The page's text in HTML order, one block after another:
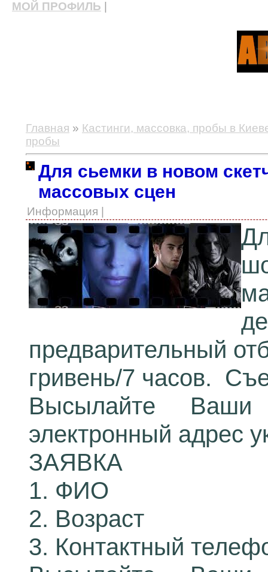
МОЙ ПРОФИЛЬ
Главная » Кастинги, массовка, пробы в
пробы
Для сьемки в новом
массовых сцен
Информация |
предварительный
гривень/7 часов.
Высылайте
электронный адрес
ЗАЯВКА
1. ФИО
2. Возраст
3. Контактный